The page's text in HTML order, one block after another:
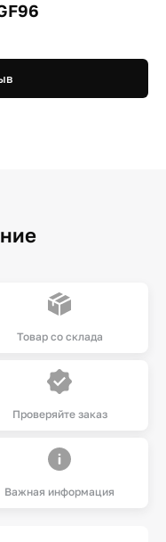
Товар со склада
Проверяйте заказ
Важная информация